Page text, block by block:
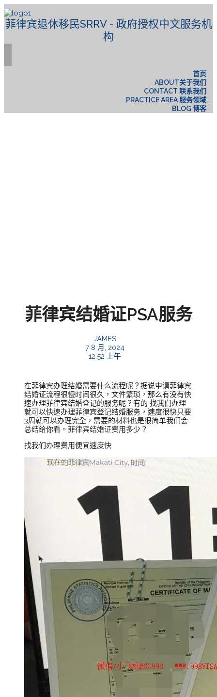
菲律宾退休移民SRRV - 政府授权中文服务机
构
首页
ABOUT关于我们
CONTACT 联系我们
PRACTICE AREA 服务领域
BLOG 博客
菲律宾结婚证PSA服务
JAMES
7 8 月, 2024
12:52 上午
在菲律宾办理结婚需要什么流程呢？据说申请菲律宾
结婚证流程很慢时间很久，文件繁琐，那么有没有快
速办理菲律宾结婚登记的服务呢？有的 找我们办理
就可以快速办理菲律宾登记结婚服务，速度很快只要
3周就可以办理完全，需要的材料也是很简单我们会
总结给你看。菲律宾结婚证费用多少？
找我们办理费用便宜速度快